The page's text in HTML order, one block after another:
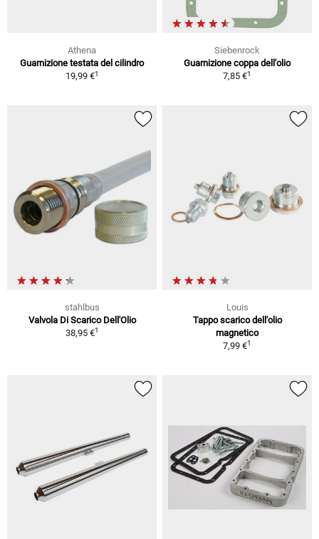
Athena
Guarnizione testata del cilindro
19,99 €1
Siebenrock
Guarnizione coppa dell'olio
7,85 €1
stahlbus
Valvola Di Scarico Dell'Olio
38,95 €1
Louis
Tappo scarico dell'olio
magnetico
7,99 €1